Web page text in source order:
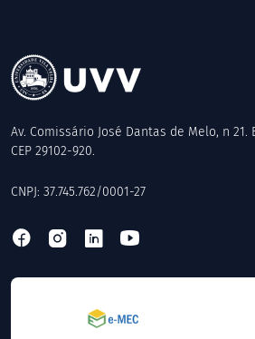
Av. Comissário José Dantas de Melo, n 21.
CEP 29102-920.
CNPJ: 37.745.762/0001-27